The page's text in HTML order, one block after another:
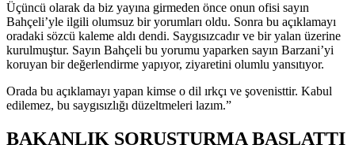
Üçüncü olarak da biz yayına girmeden önce onun ofisi sayın
Bahçeli’yle ilgili olumsuz bir yorumları oldu. Sonra bu açıklamayı
oradaki sözcü kaleme aldı dendi. Saygısızcadır ve bir yalan üzerine
kurulmuştur. Sayın Bahçeli bu yorumu yaparken sayın Barzani’yi
koruyan bir değerlendirme yapıyor, ziyaretini olumlu yansıtıyor.
Orada bu açıklamayı yapan kimse o dil ırkçı ve şovenisttir. Kabul
edilemez, bu saygısızlığı düzeltmeleri lazım.”
BAKANLIK SORUŞTURMA BAŞLATTI